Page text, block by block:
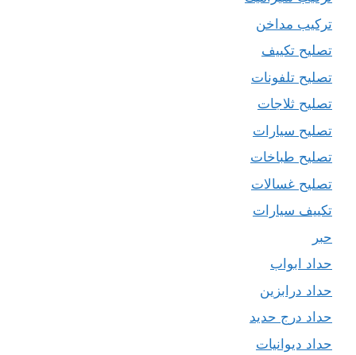
تركيب مداخن
تصليح تكييف
تصليح تلفونات
تصليح ثلاجات
تصليح سيارات
تصليح طباخات
تصليح غسالات
تكييف سيارات
حبر
حداد ابواب
حداد درابزين
حداد درج حديد
حداد ديوانيات